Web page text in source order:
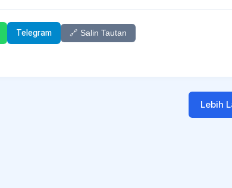
Telegram 🔗 Salin Tautan
Lebih